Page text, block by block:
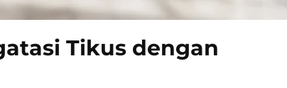
Tikus dengan